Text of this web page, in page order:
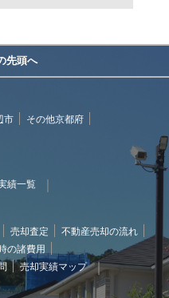
先頭へ
市
その他京都府
績一覧
売却査定
不動産売却の流れ
の諸費用
売却実績マップ